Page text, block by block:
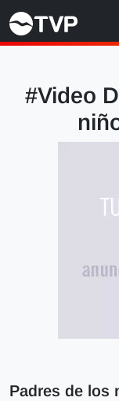
#Video
Padres de los